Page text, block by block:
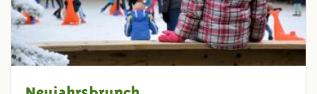
Neujahrsbrunch